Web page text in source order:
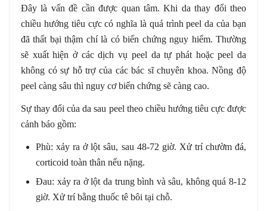
Đây là vấn đề cần được quan tâm. Khi da thay đổi theo
chiều hướng tiêu cực có nghĩa là quá trình peel da của bạn
đã thất bại thậm chí là có biến chứng nguy hiểm. Thường
sẽ xuất hiện ở các dịch vụ peel da tự phát hoặc peel da
không có sự hỗ trợ của các bác sĩ chuyên khoa. Nồng độ
peel càng sâu thì nguy cơ biến chứng sẽ càng cao.
Sự thay đổi của da sau peel theo chiều hướng tiêu cực được
cảnh báo gồm:
Phù: xảy ra ở lột sâu, sau 48-72 giờ. Xử trí chườm đá,
corticoid toàn thân nếu nặng.
Đau: xảy ra ở lột da trung bình và sâu, không quá 8-12
giờ. Xử trí bằng thuốc tê bôi tại chỗ.